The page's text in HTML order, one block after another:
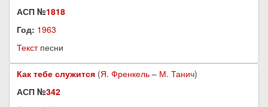
АСП №1818
Год: 1963
Текстпесни
Как тебе служится (Я. Френкель – М. Танич)
АСП №342